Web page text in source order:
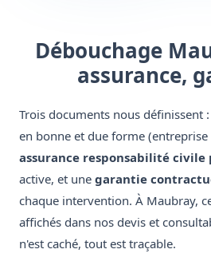
Débouchage
assurance,
Trois documents nous définissent
en bonne et due forme (entreprise
assurance responsabilité civile
active, et une garantie
chaque intervention. À Maubray,
affichés dans nos devis et
n'est caché, tout est traçable.